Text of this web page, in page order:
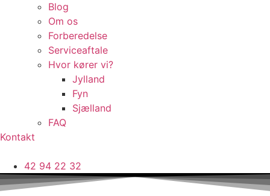
Blog
Om os
Forberedelse
Serviceaftale
Hvor kører vi?
Jylland
Fyn
Sjælland
FAQ
Kontakt
42 94 22 32